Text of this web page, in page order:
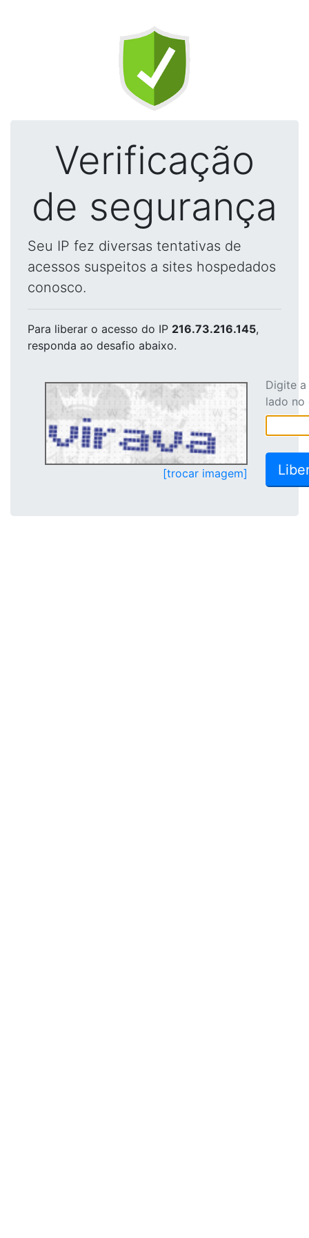
Verificação
de segurança
Seu IP fez diversas tentativas de
acessos suspeitos a sites hospedados
conosco.
Para liberar o acesso do IP 216.73.216.145,
responda ao desafio abaixo.
[trocar imagem]
Digite
lado no